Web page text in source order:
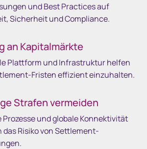
und Best Practices auf
Sicherheit und Compliance.
an Kapitalmärkte
Plattform und Infrastruktur helfen
Fristen effizient einzuhalten.
Strafen vermeiden
und globale Konnektivität
das Risiko von Settlement-